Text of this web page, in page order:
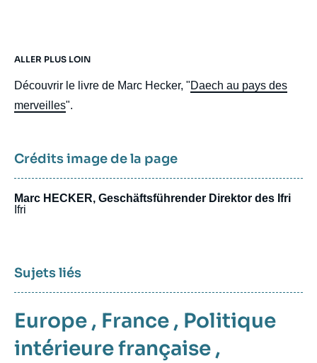
ALLER PLUS LOIN
Découvrir le livre de Marc Hecker, "Daech au pays des
merveilles".
Crédits image de la page
Marc HECKER, Geschäftsführender Direktor des Ifri
Ifri
Sujets liés
Europe , France , Politique
intérieure française ,